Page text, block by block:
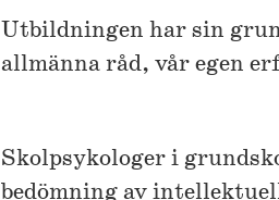
Utbildningen har sin
allmänna råd, vår egen
Skolpsykologer i
bedömning av